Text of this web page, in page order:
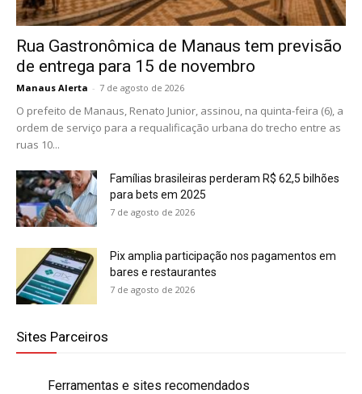
Rua Gastronômica de Manaus tem previsão
de entrega para 15 de novembro
Manaus Alerta - 7 de agosto de 2026
O prefeito de Manaus, Renato Junior, assinou, na quinta-feira (6), a
ordem de serviço para a requalificação urbana do trecho entre as
ruas 10...
Famílias brasileiras perderam R$ 62,5 bilhões
para bets em 2025
7 de agosto de 2026
Pix amplia participação nos pagamentos em
bares e restaurantes
7 de agosto de 2026
Sites Parceiros
Ferramentas e sites recomendados